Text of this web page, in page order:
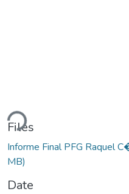
Files
Informe Final PFG Raquel
MB)
Date